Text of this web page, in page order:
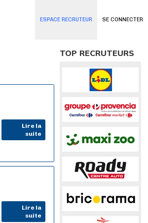
SE CONNECTER
ESPACE RECRUTEUR
Lire la
suite
Lire la
suite
TOP RECRUTEURS